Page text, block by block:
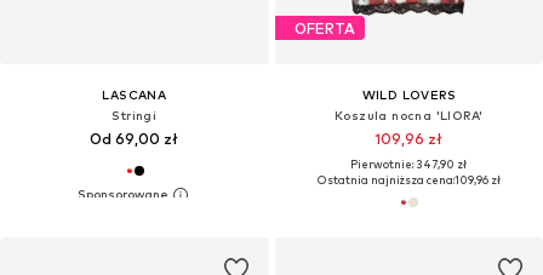
LASCANA
Stringi
Od 69,00 zł
OFERTA
WILD LOVERS
Koszula nocna 'LIORA'
109,96 zł
Pierwotnie: 347,90 zł
Ostatnia najniższa cena:109,96 zł